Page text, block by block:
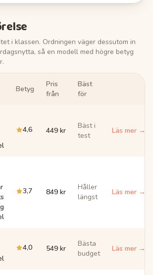
i klassen. Ordningen väger dessutom in
så en modell med högre betyg
Betyg
Pris
från
Bäst
för
4,6 449 kr
Bäst i
test
Läs mer →
3,7 849 kr
Håller
längst
Läs mer →
4,0 549 kr
Bästa
budget
Läs mer →